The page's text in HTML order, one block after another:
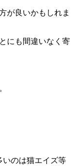
が良いかもしれま
にも間違いなく寄
いのは猫エイズ等